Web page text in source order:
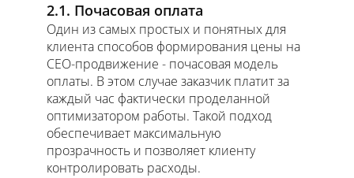
2.1. Почасовая оплата
Один из самых простых и понятных для
клиента способов формирования цены на
СЕО-продвижение - почасовая модель
оплаты. В этом случае заказчик платит за
каждый час фактически проделанной
оптимизатором работы. Такой подход
обеспечивает максимальную
прозрачность и позволяет клиенту
контролировать расходы.